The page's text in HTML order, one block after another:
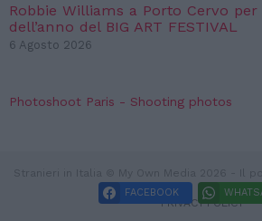
Robbie Williams a Porto Cervo per
dell’anno del BIG ART FESTIVAL
6 Agosto 2026
Photoshoot Paris - Shooting photos
PRIVACY POLICY
FACEBOOK